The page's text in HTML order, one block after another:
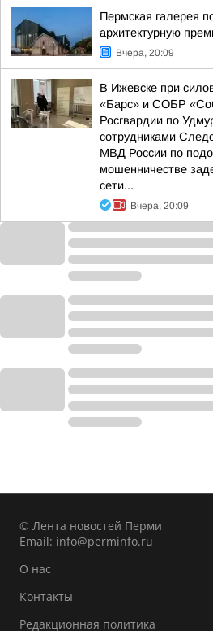
Пермская галерея
архитектурную
Вчера, 20:09
В Ижевске при
«Барс» и СОБР
Росгвардии по
сотрудниками
МВД России по
мошенничестве
сети...
Вчера, 20:09
© Лента новостей Перми
Email: info@perminfo.ru
О нас
Контакты
Редакционная политика